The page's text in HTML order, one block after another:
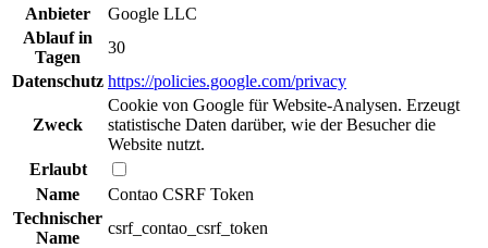
Anbieter
Google LLC
Ablauf in
Tagen
30
Datenschutz https://policies.google.com/privacy
Zweck
Cookie von Google für Website-Analysen. Erzeugt
statistische Daten darüber, wie der Besucher die
Website nutzt.
Erlaubt
Name
Contao CSRF Token
Technischer
Name
csrf_contao_csrf_token